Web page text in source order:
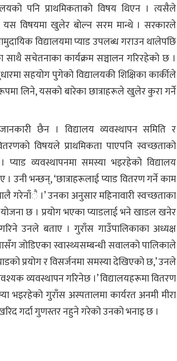
पनि प्राथमिकताको विषय थिएन । त्यसैले
यस विषयमा खुलेर बोल्न सरम मान्थे । सरकारले
विद्यालयमा प्याड उपलब्ध गराउन थालेपछि
साथै सचेतनाका कार्यक्रम सञ्चालन गरिरहेको छ ।
सहयोग पुगेको विद्यालयकी शिक्षिका कार्कीले
लिने, यसको बारेका छात्राहरूले खुलेर कुरा गर्ने
छैन । विद्यालय व्यवस्थापन समिति र
विषयले प्राथमिकता पाएपनि स्वच्छताको
व्यवस्थापनमा समस्या भइरहेको विद्यालय
उनी भन्छन्, ‘छात्राहरूलाई प्याड वितरण गर्ने काम
गरेनाँै ।’ उनका अनुसार महिनावारी स्वच्छताका
योजना छ । प्रयोग भएका प्याडलाई भने खाडल खनेर
उनले बताए । गुराँस गाउँपालिकाका अध्यक्ष
जोडिएका स्वास्थ्यसम्बन्धी सवालको पालिकाले
प्रयोग र विसर्जनमा समस्या देखिएको छ,’ उनले
व्यवस्थापन गरिनेछ ।’ विद्यालयहरूमा वितरण
भइरहेको गुराँस अस्पतालमा कार्यरत अनमी मीरा
गर्दा गुणस्तर नहुने गरेको उनको भनाइ छ ।